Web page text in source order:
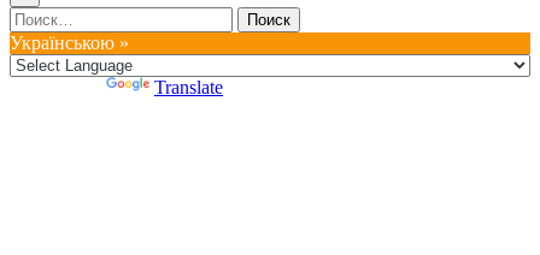
Найти:
Українською »
Translate